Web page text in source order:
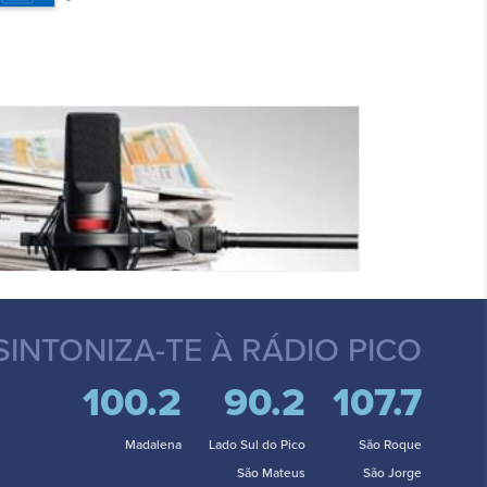
TE À RÁDIO PICO
100.2
Madalena
90.2
Lado Sul do Pico
São Mateus
107.7
São Roque
São Jorge